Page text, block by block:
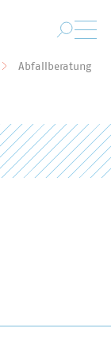
Abfallberatung